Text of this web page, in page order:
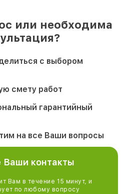
или необходима
с выбором
смету работ
гарантийный
на все Ваши вопросы
Ваши контакты
Вам в течение 15 минут, и
по любому вопросу